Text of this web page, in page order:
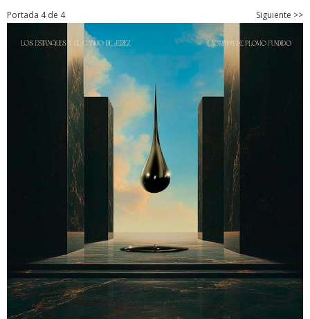
Portada 4 de 4 Siguiente >>